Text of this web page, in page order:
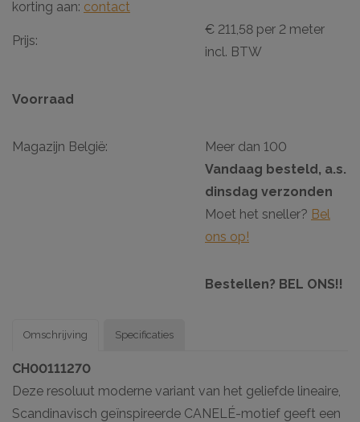
korting aan: contact
Prijs:
€ 211,58 per 2 meter
incl. BTW
Voorraad
Magazijn België:
Meer dan 100
Vandaag besteld, a.s.
dinsdag verzonden
Moet het sneller? Bel
ons op!
Bestellen? BEL ONS!!
Omschrijving
CH00111270
Deze resoluut moderne variant van het geliefde lineaire,
Scandinavisch geïnspireerde CANELÉ-motief geeft een
Specificaties